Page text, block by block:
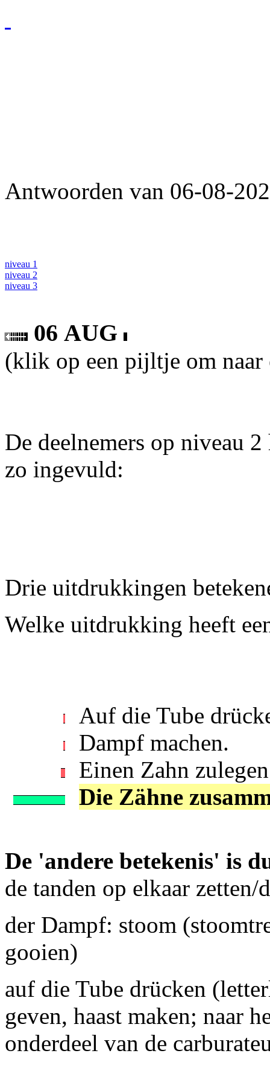
Antwoorden van 06-08-
niveau 1
niveau 2
niveau 3
06 AUG
(klik op een pijltje om naar
De deelnemers op niveau
zo ingevuld:
Drie uitdrukkingen
Welke uitdrukking heeft
Auf die Tube
Dampf machen.
Einen Zahn
Die Zähne
De 'andere betekenis' is
de tanden op elkaar
der Dampf: stoom
gooien)
auf die Tube drücken
geven, haast maken; naar
onderdeel van de